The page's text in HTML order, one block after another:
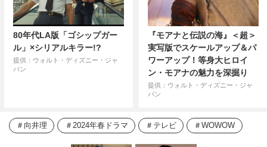
80年代LA版「ゴシップガー
ル」×シリアルキラー!?
提供：ウォルト・ディズニー・ジャ
パン
『モアナと伝説の海』＜超＞
実写版でスケールアップ＆パ
ワーアップ！等身大ヒロイ
ン・モアナの魅力を深掘り
提供：ウォルト・ディズニー・ジャ
パン
向井理 2024年春ドラマ テレビ WOWOW